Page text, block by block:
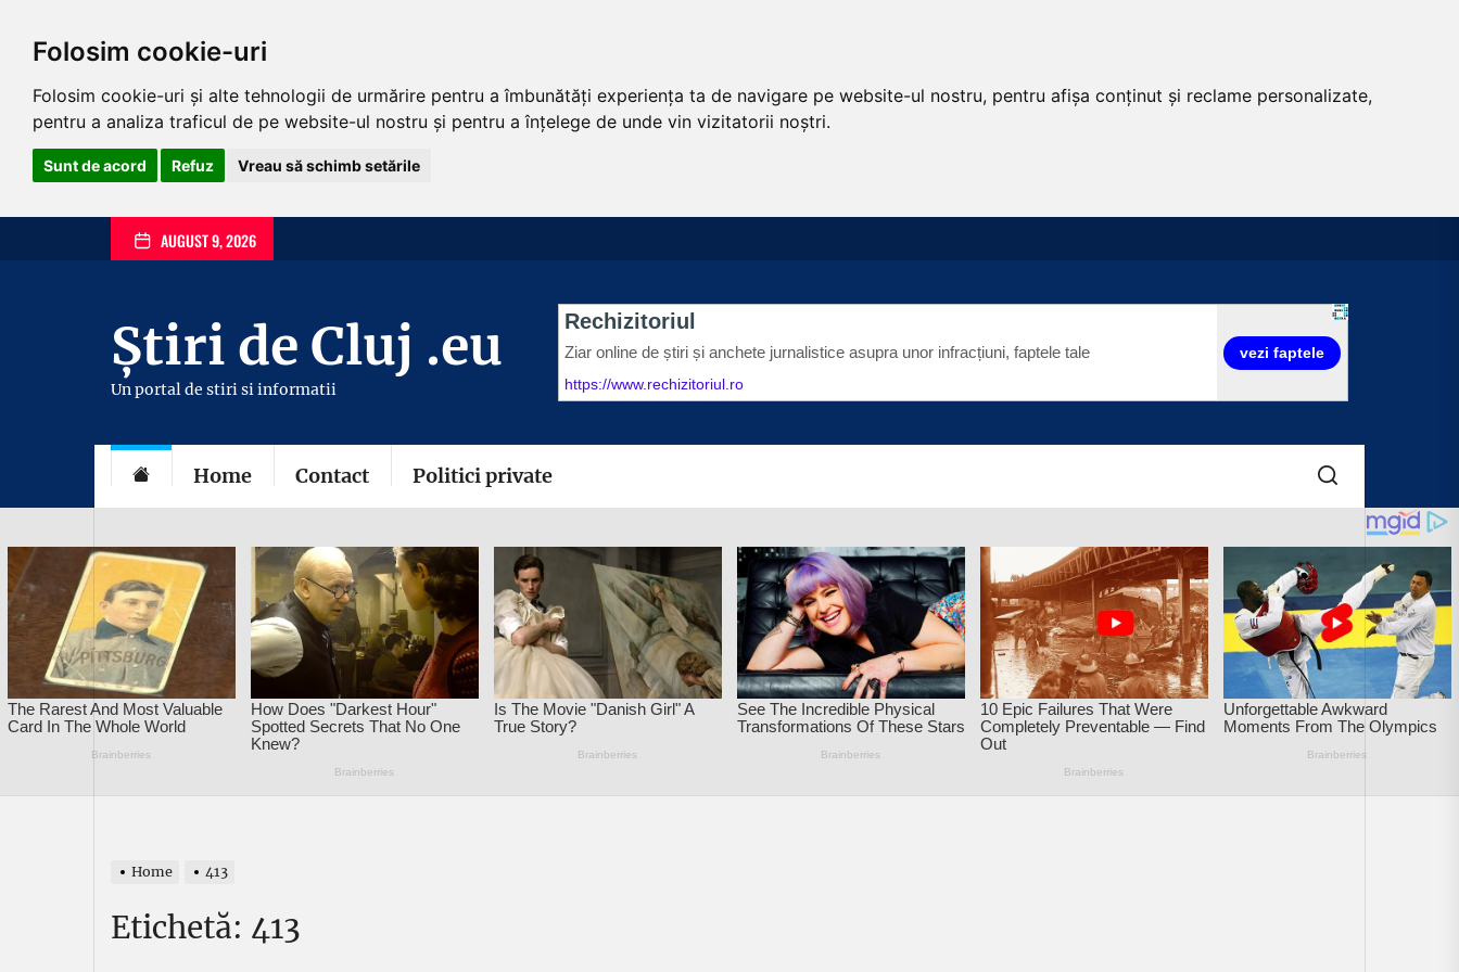
Folosim cookie-uri
Folosim cookie-uri și alte tehnologii de urmărire pentru a îmbunătăți experiența ta de navigare pe website-ul nostru, pentru afișa conținut și reclame personalizate,
pentru a analiza traficul de pe website-ul nostru și pentru a înțelege de unde vin vizitatorii noștri.
Sunt de acord Refuz Vreau să schimb setările
AUGUST 9, 2026
Știri de Cluj .eu
Un portal de stiri si informatii
Home Contact Politici private
Home 413
Etichetă: 413